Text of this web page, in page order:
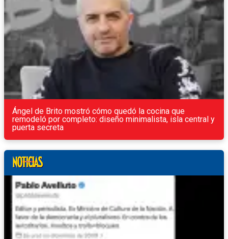
Ángel de Brito mostró cómo quedó la cocina que
remodeló por completo: diseño minimalista, isla central y
puerta secreta